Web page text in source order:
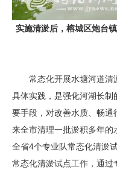
实施清淤后，榕城区炮台
常态化开展水塘河道清
具体实践，是强化河湖长
要手段，对改善水质、畅
来全市清理一批淤积多年的
全省4个专业队常态化清淤
常态化清淤试点工作，通